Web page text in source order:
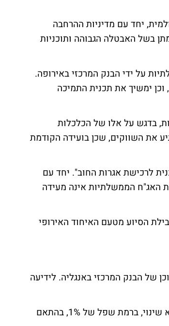
יחד עם מדיניות ההרחבה
בשל האבטלה הגבוהה ותוכניות
על ידי הבנק המרכזי באירופה.
ימשיך את תכנית התמיכה
בדגש על אלו של הכלכלות
את השווקים, שכן בועידה הקודמת
לרכישת אגרות החוב". יחד עם
האג"ח הממשלתיות אינה מעידה
הסיוע מטעם האיחוד האירופי
של הבנק המרכזי באנגליה. לידיעה
הבנק האירופי הודיע היום על הותרת שיעור הריבית בגוש האירו ללא שינוי, ברמת שפל של 1%, בהתאם